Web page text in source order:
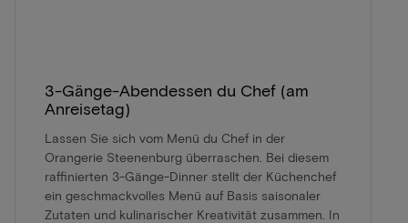
3-Gänge-Abendessen du Chef (am
Anreisetag)
Lassen Sie sich vom Menü du Chef in der
Orangerie Steenenburg überraschen. Bei diesem
raffinierten 3-Gänge-Dinner stellt der Küchenchef
ein geschmackvolles Menü auf Basis saisonaler
Zutaten und kulinarischer Kreativität zusammen. In